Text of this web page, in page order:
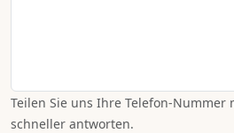
Teilen Sie uns Ihre Telefon-
schneller antworten.